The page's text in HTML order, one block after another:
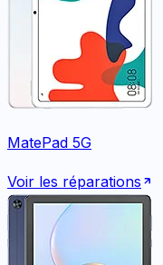
MatePad 5G
Voir les réparations